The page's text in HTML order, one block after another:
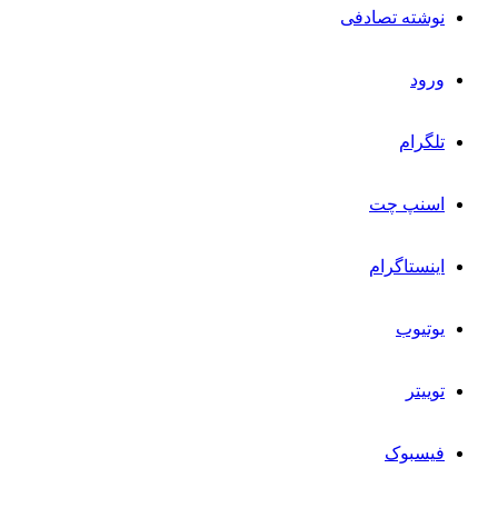
نوشته تصادفی
ورود
تلگرام
اسنپ چت
اینستاگرام
یوتیوب
توییتر
فیسبوک